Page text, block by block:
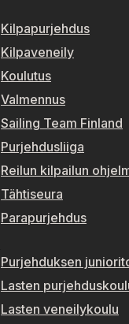
Kilpapurjehdus
Kilpaveneily
Koulutus
Valmennus
Sailing Team Finland
Purjehdusliiga
Reilun kilpailun
Tähtiseura
Parapurjehdus
Purjehduksen
Lasten
Lasten veneilykoulu